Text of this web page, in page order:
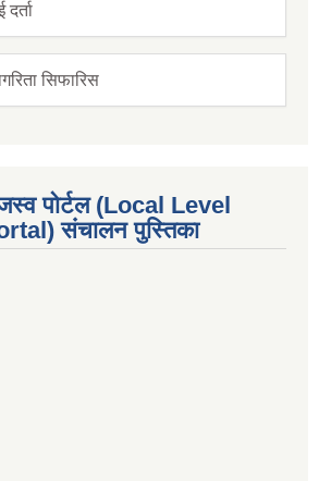
सिफारिस
पोर्टल (Local Level
संचालन पुस्तिका